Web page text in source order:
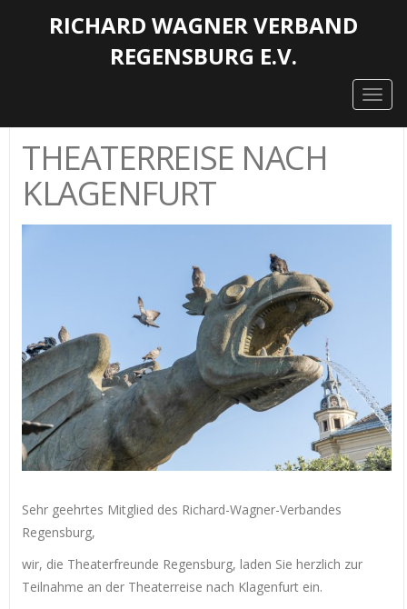
RICHARD WAGNER VERBAND
REGENSBURG E.V.
THEATERREISE NACH
KLAGENFURT
Sehr geehrtes Mitglied des Richard-Wagner-Verbandes
Regensburg,
wir, die Theaterfreunde Regensburg, laden Sie herzlich zur
Teilnahme an der Theaterreise nach Klagenfurt ein.